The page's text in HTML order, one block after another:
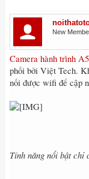
New
Camera hành trình
phối bởi Việt Tech.
nối được wifi để cập
Tính năng nổi bật chỉ